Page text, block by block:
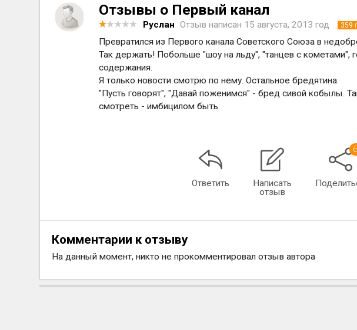
Отзывы о Первый канал
Руслан Отзыв написан 15 августа, 2013 год 359
Превратился из Первого канала Советского Союза в
Так держать! Побольше "шоу на льду", "танцев с кометами",
содержания.
Я только новости смотрю по нему. Остальное бредятина.
"Пусть говорят", "Давай поженимся" - бред сивой кобылы.
смотреть - имбицилом быть.
Ответить
Написать
отзыв
Комментарии к отзыву
На данный момент, никто не прокомментировал отзыв автора